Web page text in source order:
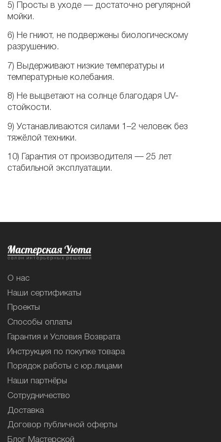
5)
Просты в уходе — достаточно регулярной
мойки.
6) Не гниют, не подвержены биологическому
разрушению.
7) Выдерживают низкие температуры и
температурные колебания.
8) Не выцветают на солнце благодаря UV-
стойкости.
9) Устанавливаются силами 1–2 человек без
тяжёлой техники.
10)
Гарантия от производителя — 25 лет
стабильной эксплуатации.
О нас
Наши сертификаты
Проекты
Способы оплаты
Гарантия и Условия Возврата
Инструкция по покупке товара
Порядок работы с юр.лицами
Наши партнёры
Сотрудничество
Доставка
Договор публичной оферты
Блог Мастерской